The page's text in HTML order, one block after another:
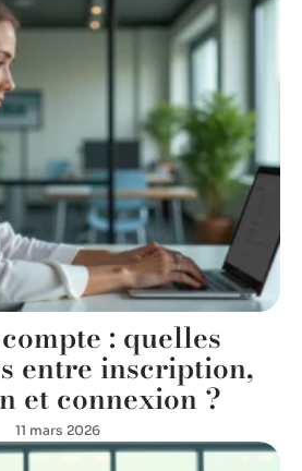
compte : quelles
entre inscription,
et connexion ?
11 mars 2026